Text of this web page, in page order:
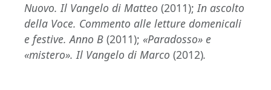
Nuovo. Il Vangelo di Matteo (2011);In ascolto
della Voce. Commento alle letture domenicali
e festive. Anno B (2011); «Paradosso» e
«mistero». Il Vangelo di Marco (2012).